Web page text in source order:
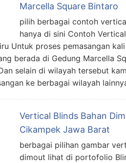
Marcella Square Bintaro
pilih berbagai contoh
hanya di sini Contoh
Untuk proses pemasangan
berada di Gedung Marcella
selain di wilayah tersebut
ke berbagai wilayah
Vertical Blinds Bahan
Cikampek Jawa Barat
berbagai pilihan gambar
dimout lihat di portofolio